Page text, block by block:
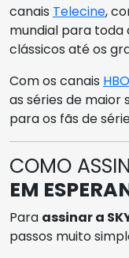
canais Telecine,
mundial para toda
clássicos até os
Com os canais HBO
as séries de maior
para os fãs de
COMO
EM
Para assinar a
passos muito